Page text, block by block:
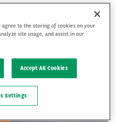
agree to the storing of cookies on your
site usage, and assist in our
Accept All Cookies
Settings